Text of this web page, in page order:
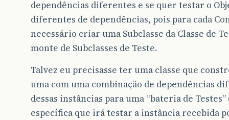
dependências diferentes e se quer testar o
diferentes de dependências, pois para cada
necessário criar uma Subclasse da Classe de
monte de Subclasses de Teste.
Talvez eu precisasse ter uma classe que
uma com uma combinação de dependências
dessas instâncias para uma “bateria de
específica que irá testar a instância recebida